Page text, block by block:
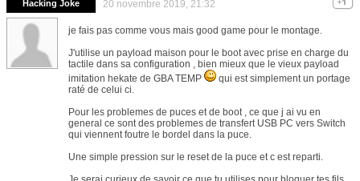
Hacking Joke 20 novembre 2019, 21:32
je fais pas comme vous mais good game pour le montage.
J'utilise un payload maison pour le boot avec prise en charge du
tactile dans sa configuration , bien mieux que le vieux payload
imitation hekate de GBA TEMP
qui est simplement un portage
raté de celui ci.
Pour les problemes de puces et de boot , ce que j ai vu en
general ce sont des problemes de transfert USB PC vers Switch
qui viennent foutre le bordel dans la puce.
Une simple pression sur le reset de la puce et c est reparti.